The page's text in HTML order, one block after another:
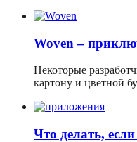
Woven –
Некоторые
картону и цветной
Что делать,